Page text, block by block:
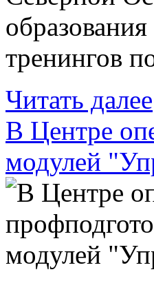
тренингов
Читать далее
В Центре
модулей